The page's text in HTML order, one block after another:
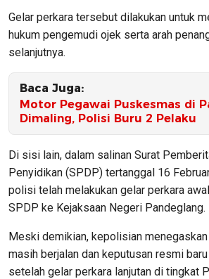
Gelar perkara tersebut dilakukan untuk
hukum pengemudi ojek serta arah
selanjutnya.
Baca Juga:
Motor Pegawai Puskesmas di
Dimaling, Polisi Buru 2 Pelaku
Di sisi lain, dalam salinan Surat
Penyidikan (SPDP) tertanggal 16
polisi telah melakukan gelar perkara
SPDP ke Kejaksaan Negeri Pandeglang.
Meski demikian, kepolisian
masih berjalan dan keputusan resmi
setelah gelar perkara lanjutan di tingkat